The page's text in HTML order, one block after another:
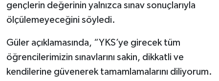
gençlerin değerinin yalnızca sınav sonuçlarıyla
ölçülemeyeceğini söyledi.
Güler açıklamasında, “YKS’ye girecek tüm
öğrencilerimizin sınavlarını sakin, dikkatli ve
kendilerine güvenerek tamamlamalarını diliyorum.